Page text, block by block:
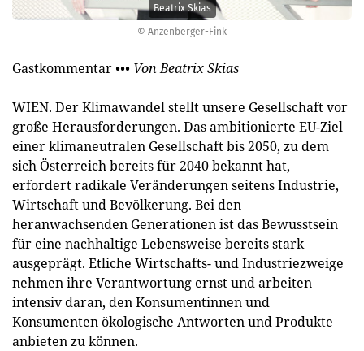
© Anzenberger-Fink
Beatrix Skias
Gastkommentar ••• Von Beatrix Skias
WIEN. Der Klimawandel stellt unsere Gesellschaft vor
große Herausforderungen. Das ambitionierte EU-Ziel
einer klimaneutralen Gesellschaft bis 2050, zu dem
sich Österreich bereits für 2040 bekannt hat,
erfordert radikale Veränderungen seitens Industrie,
Wirtschaft und Bevölkerung. Bei den
heranwachsenden Generationen ist das Bewusstsein
für eine nachhaltige Lebensweise bereits stark
ausgeprägt. Etliche Wirtschafts- und Industriezweige
nehmen ihre Verantwortung ernst und arbeiten
intensiv daran, den Konsumentinnen und
Konsumenten ökologische Antworten und Produkte
anbieten zu können.